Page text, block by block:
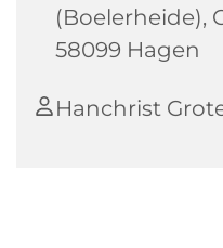
(Boelerheide),
58099 Hagen
Hanchrist